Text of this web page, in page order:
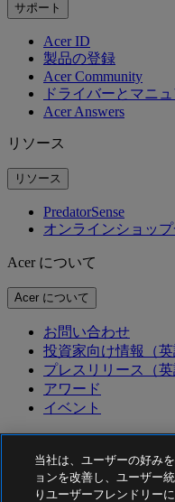
サポート
Acer ID
製品の登録
Acer Community
ドライバーとマニ
Acer Answers
リソース
リソース
PredatorSense
オンラインショッ
Acer について
Acer について
お問い合わせ
投資家向け情報（英
プレスリリース（英
アワード
イベント
サステナビリティ
当社は、ユーザーの好み
ョンを改善し、ユーザー
りユーザーフレンドリー